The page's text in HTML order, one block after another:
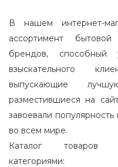
В нашем интернет-
ассортимент
брендов, способный
взыскательного
выпускающие
разместившиеся на
завоевали
во всем мире.
Каталог товаров